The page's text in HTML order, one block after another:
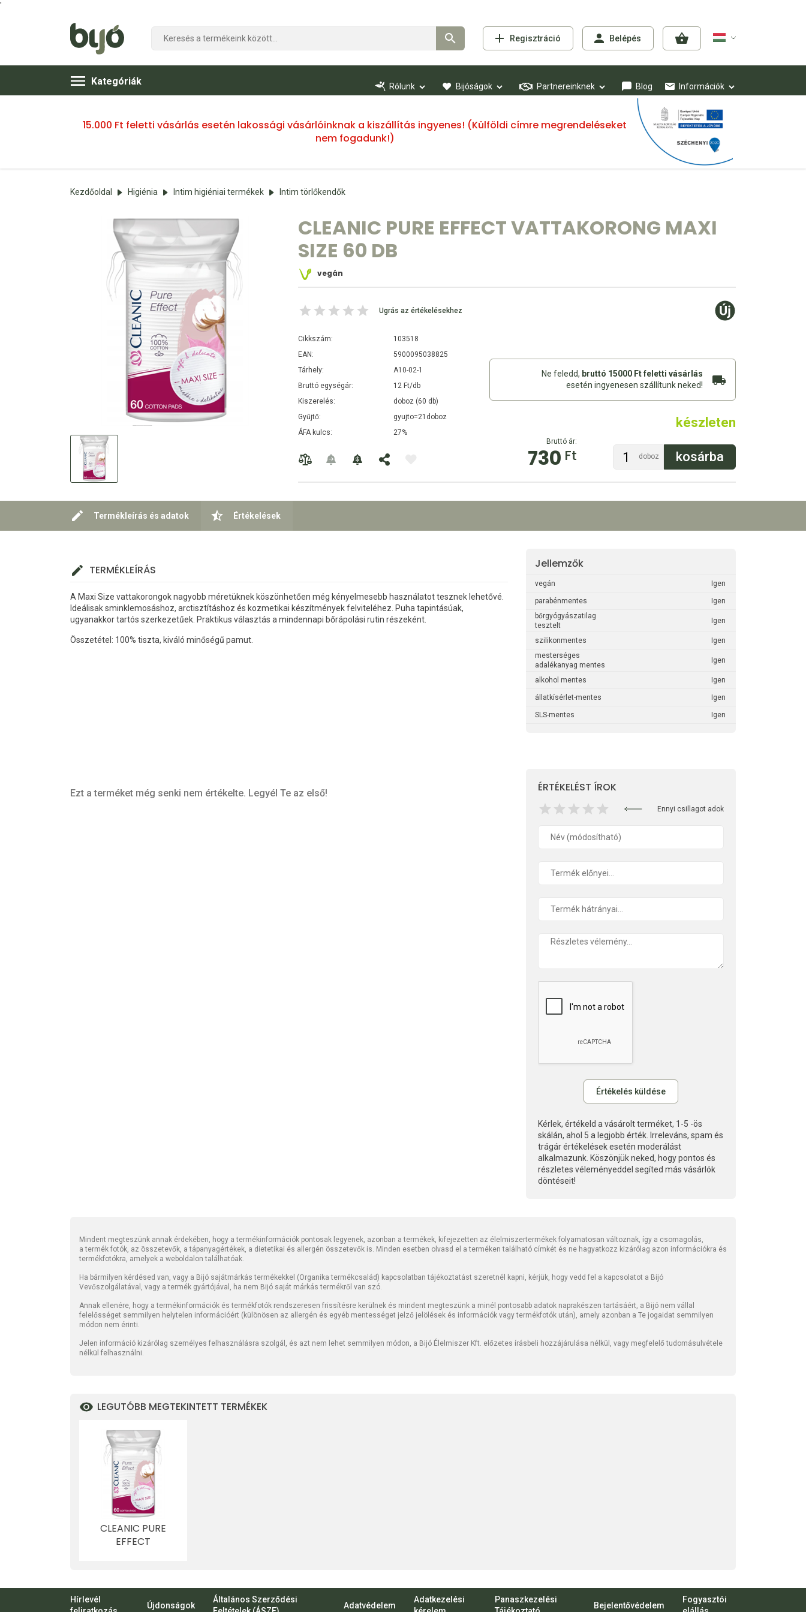
'
Regisztráció Belépés
Kategóriák Rólunk Bijóságok Partnereinknek Blog Információk
15.000 Ft feletti vásárlás esetén lakossági vásárlóinknak a kiszállítás ingyenes! (Külföldi címre megrendeléseket
nem fogadunk!)
Kezdőoldal Higiénia Intim higiéniai termékek Intim törlőkendők
CLEANIC PURE EFFECT VATTAKORONG MAXI
SIZE 60 DB
vegán
Ugrás az értékelésekhez
Cikkszám:
103518
EAN:
5900095038825
Tárhely:
A10-02-1
Bruttó egységár:
12 Ft/db
Kiszerelés:
doboz (60 db)
Gyűjtő:
gyujto=21doboz
ÁFA kulcs:
27%
Ne feledd, bruttó 15000 Ft feletti vásárlás
esetén ingyenesen szállítunk neked!
Bruttó ár:
730 Ft
készleten
doboz
Termékleírás és adatok Értékelések
TERMÉKLEÍRÁS
A Maxi Size vattakorongok nagyobb méretüknek köszönhetően még kényelmesebb használatot tesznek lehetővé.
Ideálisak sminklemosáshoz, arctisztításhoz és kozmetikai készítmények felviteléhez. Puha tapintásúak,
ugyanakkor tartós szerkezetűek. Praktikus választás a mindennapi bőrápolási rutin részeként.
Összetétel: 100% tiszta, kiváló minőségű pamut.
Jellemzők
vegán Igen
parabénmentes
Igen
bőrgyógyászatilag
tesztelt
Igen
szilikonmentes
Igen
mesterséges
adalékanyag mentes
Igen
alkohol mentes Igen
állatkísérlet-mentes Igen
SLS-mentes Igen
Ezt a terméket még senki nem értékelte. Legyél Te az első! ÉRTÉKELÉST ÍROK
Ennyi csillagot adok
Kérlek, értékeld a vásárolt terméket, 1-5 -ös
skálán, ahol 5 a legjobb érték. Irreleváns, spam és
trágár értékelések esetén moderálást
alkalmazunk. Köszönjük neked, hogy pontos és
részletes véleményeddel segíted más vásárlók
döntéseit!
Mindent megteszünk annak érdekében, hogy a termékinformációk pontosak legyenek, azonban a termékek, kifejezetten az élelmiszertermékek folyamatosan változnak, így a csomagolás,
a termék fotók, az összetevők, a tápanyagértékek, a dietetikai és allergén összetevők is. Minden esetben olvasd el a terméken található címkét és ne hagyatkozz kizárólag azon információkra és
termékfotókra, amelyek a weboldalon találhatóak.
Ha bármilyen kérdésed van, vagy a Bijó sajátmárkás termékekkel (Organika termékcsalád) kapcsolatban tájékoztatást szeretnél kapni, kérjük, hogy vedd fel a kapcsolatot a Bijó
Vevőszolgálatával, vagy a termék gyártójával, ha nem Bijó saját márkás termékről van szó.
Annak ellenére, hogy a termékinformációk és termékfotók rendszeresen frissítésre kerülnek és mindent megteszünk a minél pontosabb adatok naprakészen tartásáért, a Bijó nem vállal
felelősséget semmilyen helytelen információért (különösen az allergén és egyéb mentességet jelző jelölések és információk vagy termékfotók után), amely azonban a Te jogaidat semmilyen
módon nem érinti.
Jelen információ kizárólag személyes felhasználásra szolgál, és azt nem lehet semmilyen módon, a Bijó Élelmiszer Kft. előzetes írásbeli hozzájárulása nélkül, vagy megfelelő tudomásulvétele
nélkül felhasználni.
LEGUTÓBB MEGTEKINTETT TERMÉKEK
CLEANIC PURE
EFFECT
Hírlevél
Újdonságok
Általános Szerződési
Adatvédelem
Adatkezelési
Panaszkezelési
Bejelentővédelem
Fogyasztói